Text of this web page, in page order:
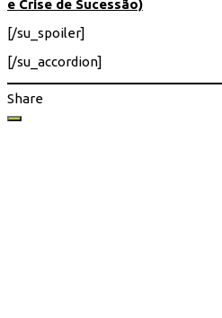
e Crise de Sucessão)
[/su_spoiler]
[/su_accordion]
Share